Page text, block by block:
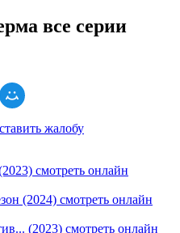
все серии
жалобу